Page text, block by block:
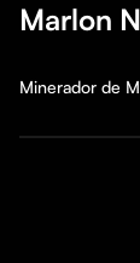
Marlon
Minerador de